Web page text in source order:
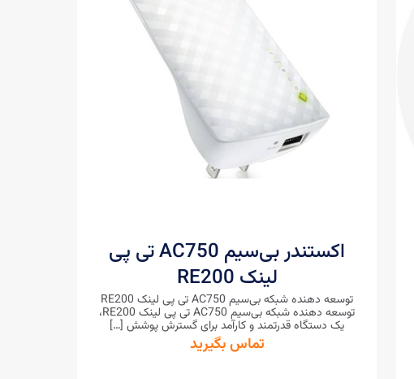
اکستندر بی‌سیم AC750 تی پی
لینک RE200
توسعه دهنده شبکه بی‌سیم AC750 تی پی لینک RE200
توسعه دهنده شبکه بی‌سیم AC750 تی پی لینک RE200،
یک دستگاه قدرتمند و کارآمد برای گسترش پوشش[…]
تماس بگیرید